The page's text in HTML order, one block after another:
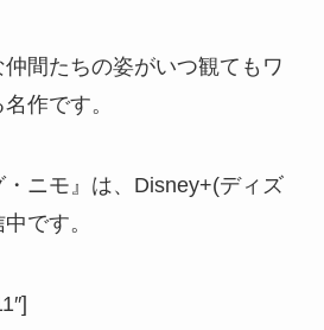
間たちの姿がいつ観てもワ
作です。
・ニモ』は、Disney+(ディズ
です。